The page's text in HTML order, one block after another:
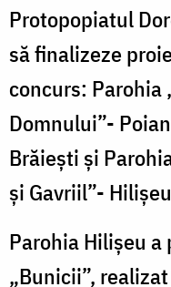
Protopopiatul
să finalizeze
concurs: Parohia
Domnului”-
Brăiești și
și Gavriil”-
Parohia Hilișeu
„Bunicii”,